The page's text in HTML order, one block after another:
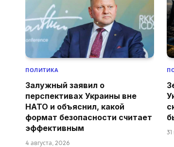
ПОЛИТИКА
Залужный заявил о
перспективах Украины вне
НАТО и объяснил, какой
формат безопасности считает
эффективным
4 августа, 2026